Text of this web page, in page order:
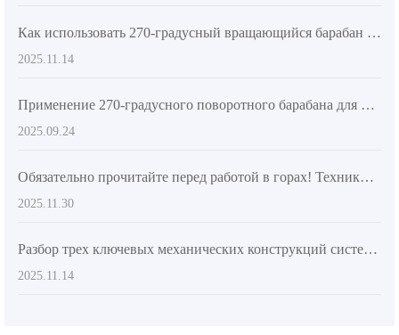
Как использовать 270-градусный вращающийся барабан AIMIX AS-4.0 для повышения эффективности разгрузки
2025.11.14
Применение 270-градусного поворотного барабана для повышения эффективности заливки бетона на строительных объектах
2025.09.24
Обязательно прочитайте перед работой в горах! Техники ротационного разбрасывания бетона из смесительного барабана для точного бетонирования
2025.11.30
Разбор трех ключевых механических конструкций системы двойной винтовой мешалки самозагружаемой бетоносмесительной машины AIMIX AS - 6.5
2025.11.14